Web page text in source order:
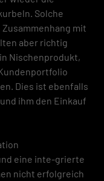
Solche
mit
aber richtig
Nischenprodukt,
Dies ist ebenfalls
ihm den Einkauf
eine inte-grierte
nicht erfolgreich